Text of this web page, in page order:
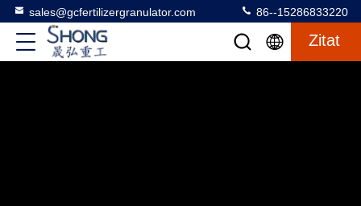
sales@gcfertilizergranulator.com 86--15286833220
Zitat